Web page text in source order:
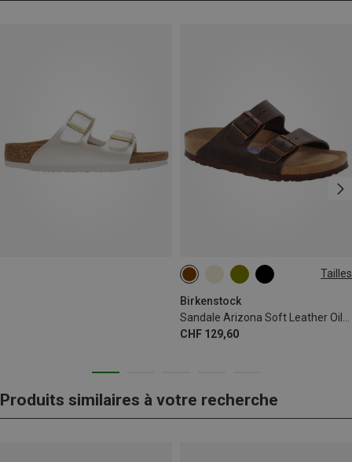
Tailles
Birkenstock
CHF 129,60
36 37 38
40
41
Produits similaires à votre recherche